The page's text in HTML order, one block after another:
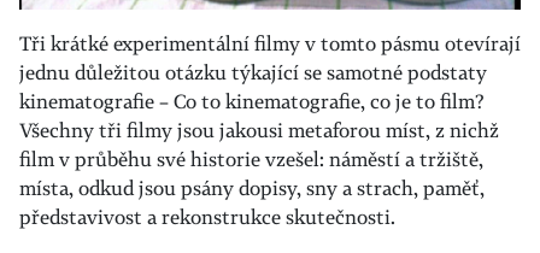
Tři krátké experimentální filmy v tomto pásmu otevírají
jednu důležitou otázku týkající se samotné podstaty
kinematografie – Co to kinematografie, co je to film?
Všechny tři filmy jsou jakousi metaforou míst, z nichž
film v průběhu své historie vzešel: náměstí a tržiště,
místa, odkud jsou psány dopisy, sny a strach, paměť,
představivost a rekonstrukce skutečnosti.